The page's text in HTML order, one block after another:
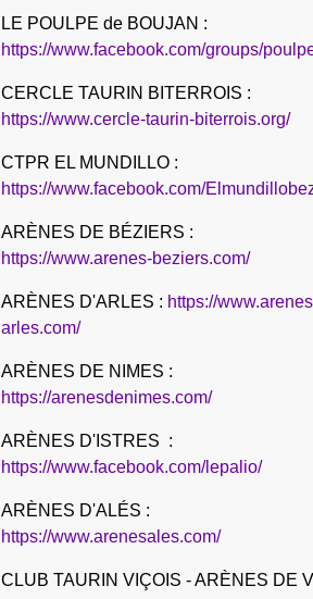
LE POULPE de BOUJAN :
https://www.facebook.com/groups/
CERCLE TAURIN BITERROIS :
https://www.cercle-taurin-biterrois.org/
CTPR EL MUNDILLO :
https://www.facebook.com/
ARÈNES DE BÉZIERS :
https://www.arenes-beziers.com/
ARÈNES D'ARLES : https://
arles.com/
ARÈNES DE NIMES :
https://arenesdenimes.com/
ARÈNES D'ISTRES :
https://www.facebook.com/lepalio/
ARÈNES D'ALÉS :
https://www.arenesales.com/
CLUB TAURIN VIÇOIS - ARÈNES DE